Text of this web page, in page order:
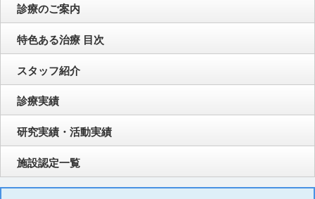
診療のご案内
特色ある治療 目次
スタッフ紹介
診療実績
研究実績・活動実績
施設認定一覧